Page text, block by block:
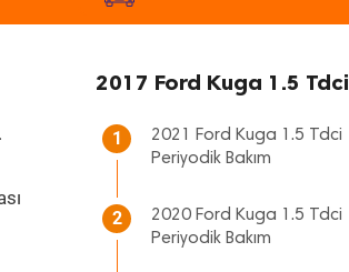
2017 Ford Kuga 1.5 Tdci
1
2021 Ford Kuga 1.5 Tdci
Periyodik Bakım
2
2020 Ford Kuga 1.5 Tdci
Periyodik Bakım